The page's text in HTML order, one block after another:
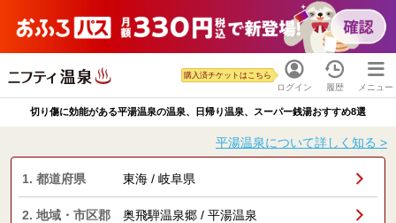
ログイン
購入済チケットはこちら
履歴 メニュー
切り傷に効能がある平湯温泉の温泉、日帰り温泉、スーパー銭湯おすすめ8選
平湯温泉について詳しく知る >
1. 都道府県 東海 / 岐阜県
2. 地域・市区郡 奥飛騨温泉郷 / 平湯温泉